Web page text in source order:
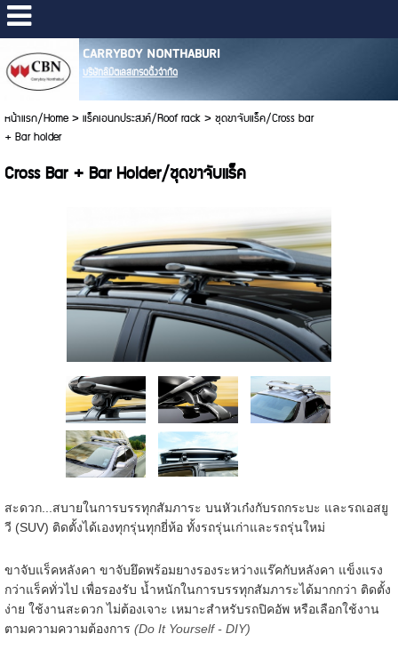
CARRYBOY NONTHABURI
บริษัทลิมิตเลสเทรดดิ้งจำกัด
หน้าแรก/Home>แร็คเอนกประสงค์/Roof rack>ชุดขาจับแร็ค/Cross bar
+ Bar holder
Cross Bar + Bar Holder/ชุดขาจับแร็ค
สะดวก...สบายในการบรรทุกสัมภาระ บนหัวเก๋งกับรถกระบะ และรถเอสยู
วี (SUV) ติดตั้งได้เองทุกรุ่นทุกยี่ห้อ ทั้งรถรุ่นเก่าและรถรุ่นใหม่
ขาจับแร็คหลังคา ขาจับยึดพร้อมยางรองระหว่างแร๊คกับหลังคา แข็งแรง
กว่าแร็คทั่วไป เพื่อรองรับ น้ำหนักในการบรรทุกสัมภาระได้มากกว่า ติดตั้ง
ง่าย ใช้งานสะดวก ไม่ต้องเจาะ เหมาะสำหรับรถปิคอัพ หรือเลือกใช้งาน
ตามความความต้องการ (Do It Yourself - DIY)